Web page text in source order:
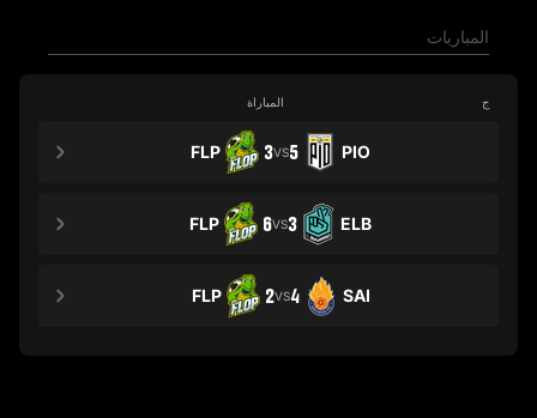
المباريات
ج المباراة
PIO
5
VS
3
FLP
ELB
3
VS
6
FLP
SAI
4
VS
2
FLP